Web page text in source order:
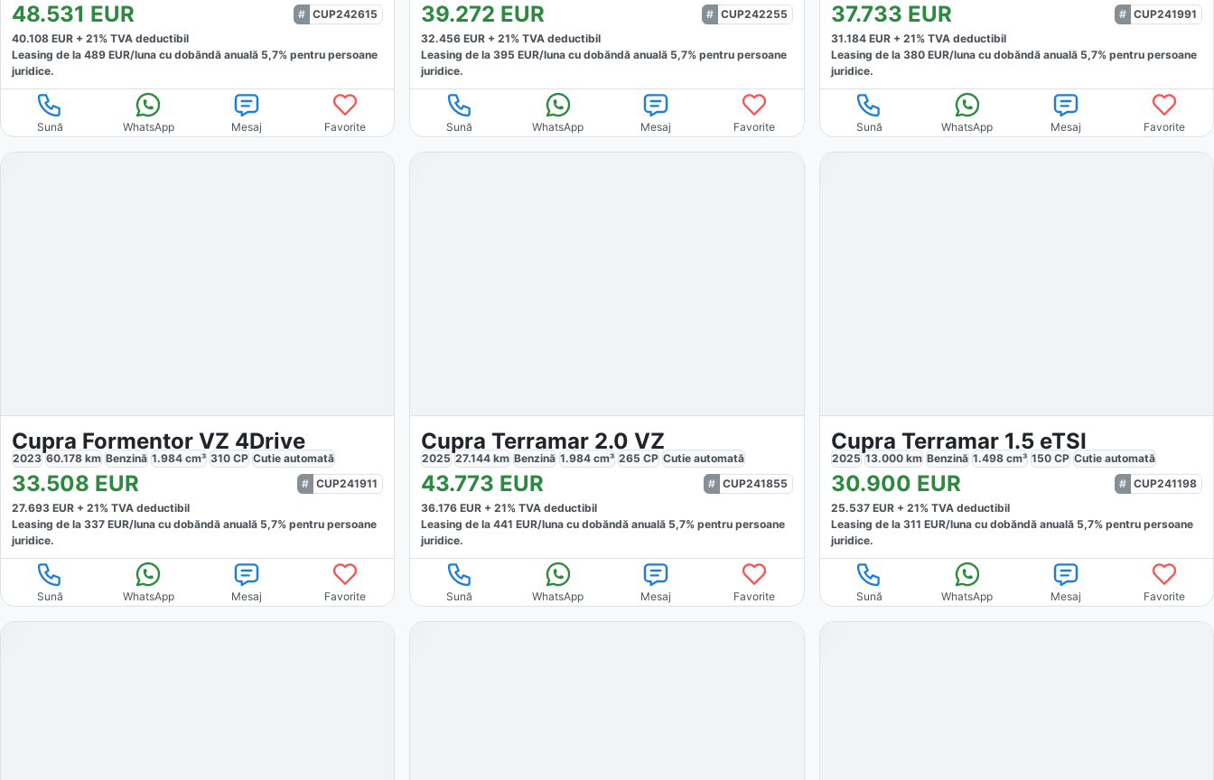
48.531 EUR
CUP242615
40.108 EUR + 21% TVA deductibil
Leasing de la 489 EUR/luna cu dobăndă anuală 5,7% pentru persoane
juridice.
Sună WhatsApp Mesaj Favorite
39.272 EUR
CUP242255
32.456 EUR +21% TVA deductibil
Leasing de la395 EUR/luna cu dobăndă anuală 5,7% pentru persoane
juridice.
Sună WhatsApp Mesaj Favorite
37.733 EUR
CUP241991
31.184EUR + 21% TVA deductibil
Leasing de la 380EUR/lunacu dobăndă anuală 5,7% pentru persoane
juridice.
Sună WhatsApp Mesaj Favorite
Cupra Formentor VZ 4Drive
2023 60.178 km Benzină 1.984 cm³ 310 CP Cutie automată
33.508 EUR
CUP241911
27.693 EUR + 21% TVA deductibil
Leasing de la 337 EUR/luna cu dobăndă anuală 5,7% pentru persoane
juridice.
Sună WhatsApp Mesaj Favorite
Cupra Terramar 2.0 VZ
2025 27.144 km Benzină 1.984 cm³ 265 CP Cutieautomată
43.773 EUR
CUP241855
36.176 EUR +21% TVA deductibil
Leasing de la441 EUR/luna cu dobăndă anuală 5,7% pentru persoane
juridice.
Sună WhatsApp Mesaj Favorite
Cupra Terramar 1.5 eTSI
2025 13.000km Benzină 1.498cm³ 150CP Cutie automată
30.900 EUR
CUP241198
25.537EUR + 21% TVA deductibil
Leasing de la 311 EUR/lunacu dobăndă anuală 5,7% pentru persoane
juridice.
Sună WhatsApp Mesaj Favorite